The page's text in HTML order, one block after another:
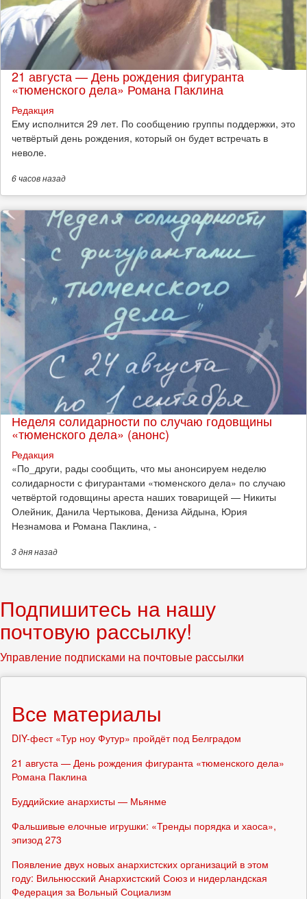
21 августа — День рождения фигуранта
«тюменского дела» Романа Паклина
Редакция
Ему исполнится 29 лет. По сообщению группы поддержки, это
четвёртый день рождения, который он будет встречать в
неволе.
6 часовназад
Неделя солидарности по случаю годовщины
«тюменского дела» (анонс)
Редакция
​«По_други, рады сообщить, что мы анонсируем неделю
солидарности с фигурантами «тюменского дела» по случаю
четвёртой годовщины ареста наших товарищей — Никиты
Олейник, Данила Чертыкова, Дениза Айдына, Юрия
Незнамова и Романа Паклина, -
3 дняназад
Подпишитесь на нашу
почтовую рассылку!
Управление подписками на почтовые рассылки
Все материалы
DIY-фест «Тур ноу Футур» пройдёт под Белградом
21 августа — День рождения фигуранта «тюменского дела»
Романа Паклина
Буддийские анархисты — Мьянме
Фальшивые елочные игрушки: «Тренды порядка и хаоса»,
эпизод 273
Появление двух новых анархистских организаций в этом
году: Вильнюсский Анархистский Союз и нидерландская
Федерация за Вольный Социализм